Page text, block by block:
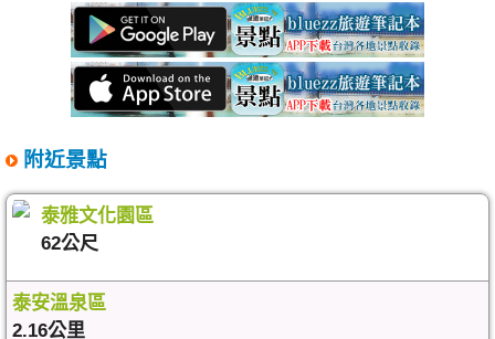
附近景點
泰雅文化園區
62公尺
泰安溫泉區
2.16公里